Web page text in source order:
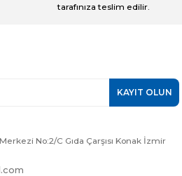
tarafınıza teslim edilir.
KAYIT OLUN
No:2/C Gıda Çarşısı Konak İzmir